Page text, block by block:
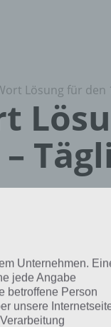
Lösung für den
und Üben
Unternehmen.
jede Angabe
betroffene Person
unsere